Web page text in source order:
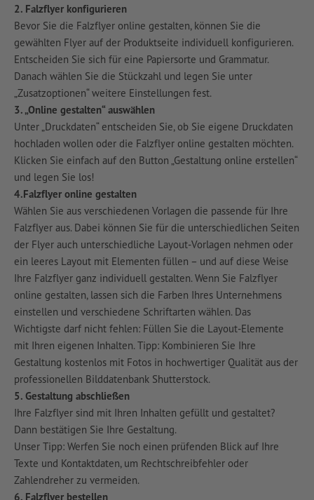
2. Falzflyer konfigurieren
Bevor Sie die Falzflyer online gestalten, können Sie die
gewählten Flyer auf der Produktseite individuell konfigurieren.
Entscheiden Sie sich für eine Papiersorte und Grammatur.
Danach wählen Sie die Stückzahl und legen Sie unter
„Zusatzoptionen“ weitere Einstellungen fest.
3. „Online gestalten“ auswählen
Unter „Druckdaten“ entscheiden Sie, ob Sie eigene Druckdaten
hochladen wollen oder die Falzflyer online gestalten möchten.
Klicken Sie einfach auf den Button „Gestaltung online erstellen“
und legen Sie los!
4.Falzflyer online gestalten
Wählen Sie aus verschiedenen Vorlagen die passende für Ihre
Falzflyer aus. Dabei können Sie für die unterschiedlichen Seiten
der Flyer auch unterschiedliche Layout-Vorlagen nehmen oder
ein leeres Layout mit Elementen füllen – und auf diese Weise
Ihre Falzflyer ganz individuell gestalten. Wenn Sie Falzflyer
online gestalten, lassen sich die Farben Ihres Unternehmens
einstellen und verschiedene Schriftarten wählen. Das
Wichtigste darf nicht fehlen: Füllen Sie die Layout-Elemente
mit Ihren eigenen Inhalten. Tipp: Kombinieren Sie Ihre
Gestaltung kostenlos mit Fotos in hochwertiger Qualität aus der
professionellen Bilddatenbank Shutterstock.
5. Gestaltung abschließen
Ihre Falzflyer sind mit Ihren Inhalten gefüllt und gestaltet?
Dann bestätigen Sie Ihre Gestaltung.
Unser Tipp: Werfen Sie noch einen prüfenden Blick auf Ihre
Texte und Kontaktdaten, um Rechtschreibfehler oder
Zahlendreher zu vermeiden.
6. Falzflyer bestellen